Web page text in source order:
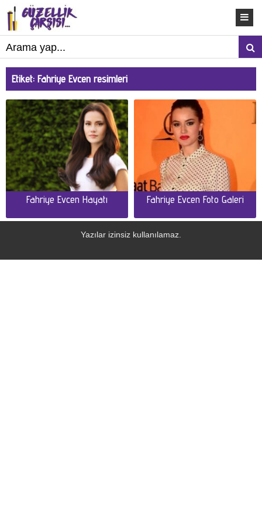
Etiket: Fahriye Evcen resimleri
Fahriye Evcen Hayatı Fahriye Evcen Foto Galeri
Yazılar izinsiz kullanılamaz.